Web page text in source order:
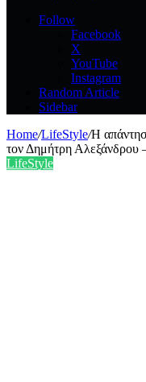
Follow
Facebook
X
YouTube
Instagram
Random Article
Sidebar
Home/LifeStyle/H
τον Δημήτρη Αλεξάνδρου
LifeStyle